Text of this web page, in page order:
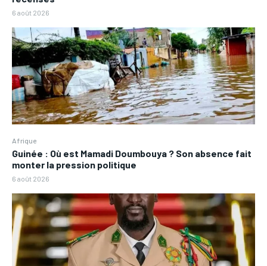
6 août 2026
Afrique
Guinée : Où est Mamadi Doumbouya ? Son absence fait
monter la pression politique
6 août 2026